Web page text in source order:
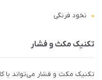
نخود فرنگی
تکنیک مکث و فشار
تکنیک مکث و فشار می‌تواند با